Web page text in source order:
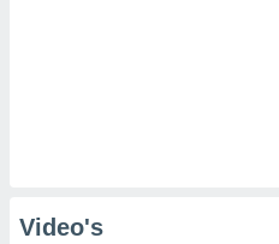
Video's